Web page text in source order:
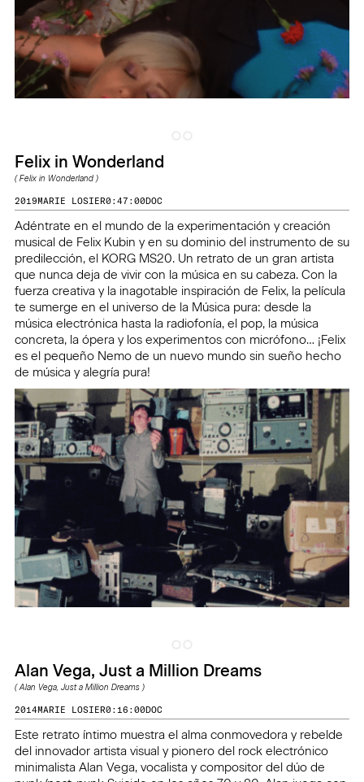
Felix in Wonderland
(Felix in Wonderland)
2019MARIE LOSIER0:47:00DOC
Adéntrate en el mundo de la experimentación y creación
musical de Felix Kubin y en su dominio del instrumento de su
predilección, el KORG MS20. Un retrato de un gran artista
que nunca deja de vivir con la música en su cabeza. Con la
fuerza creativa y la inagotable inspiración de Felix, la película
te sumerge en el universo de la Música pura: desde la
música electrónica hasta la radiofonía, el pop, la música
concreta, la ópera y los experimentos con micrófono… ¡Felix
es el pequeño Nemo de un nuevo mundo sin sueño hecho
de música y alegría pura!
Alan Vega, Just a Million Dreams
(Alan Vega, Just a Million Dreams)
2014MARIE LOSIER0:16:00DOC
Este retrato íntimo muestra el alma conmovedora y rebelde
del innovador artista visual y pionero del rock electrónico
minimalista Alan Vega, vocalista y compositor del dúo de